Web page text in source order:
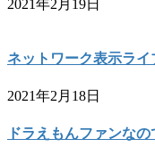
2021年2月19日
ネットワーク表示ライ
2021年2月18日
ドラえもんファンな